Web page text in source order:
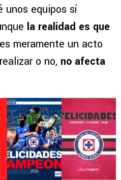
unos equipos sí
la realidad es que
meramente un acto
o no, no afecta